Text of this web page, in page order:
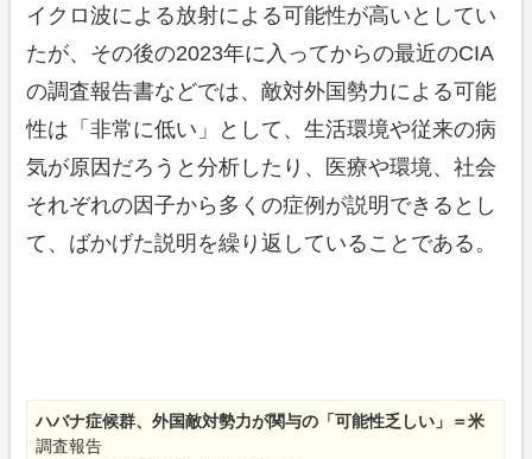
イクロ波による放射による可能性が高いとしてい
たが、その後の2023年に入ってからの最近のCIA
の調査報告書などでは、敵対外国勢力による可能
性は「非常に低い」として、生活環境や従来の病
気が原因だろうと分析したり、医療や環境、社会
それぞれの因子から多くの症例が説明できるとし
て、ばかげた説明を繰り返していることである。
ハバナ症候群、外国敵対勢力が関与の「可能性乏しい」＝米
調査報告